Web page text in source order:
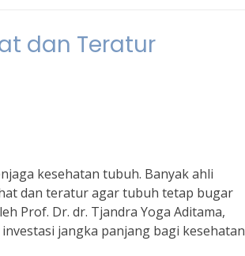
dan Teratur
kesehatan tubuh. Banyak ahli
dan teratur agar tubuh tetap bugar
Prof. Dr. dr. Tjandra Yoga Aditama,
jangka panjang bagi kesehatan